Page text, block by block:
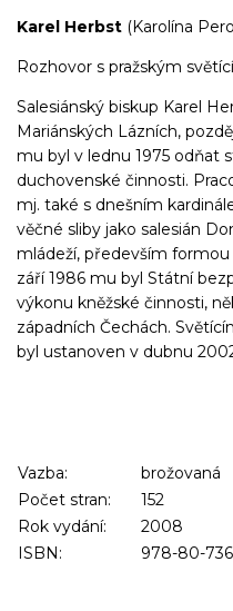
Karel Herbst (Karolína
Rozhovor s pražským
Salesiánský biskup Karel
Mariánských Lázních,
mu byl v lednu 1975 odňat
duchovenské činnosti.
mj. také s dnešním
věčné sliby jako salesián
mládeží, především formou
září 1986 mu byl Státní
výkonu kněžské činnosti,
západních Čechách.
byl ustanoven v dubnu
Vazba:
brožovaná
Počet stran:
152
Rok vydání:
2008
ISBN:
978-80-